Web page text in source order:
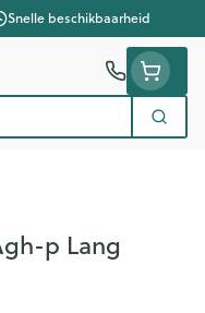
Snelle beschikbaarheid
Zoek
p Lang